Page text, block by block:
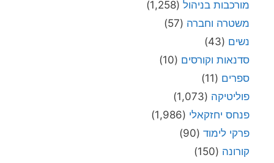
מורכבות בניהול (1,258)
משטרה וחברה (57)
נשים (43)
סדנאות וקורסים (10)
ספרים (11)
פוליטיקה (1,073)
פנחס יחזקאלי (1,986)
פרקי לימוד (90)
קורונה (150)